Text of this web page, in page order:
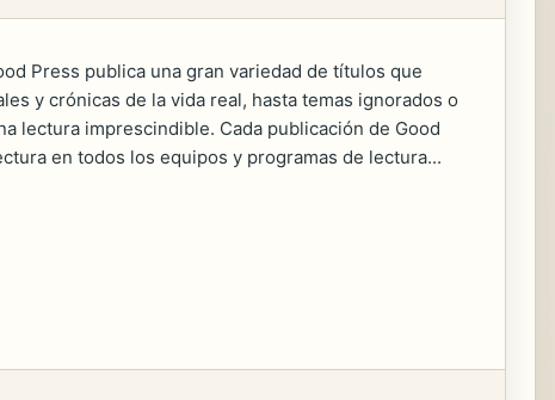
Press publica una gran variedad de títulos que
y crónicas de la vida real, hasta temas ignorados o
lectura imprescindible. Cada publicación de Good
en todos los equipos y programas de lectura...